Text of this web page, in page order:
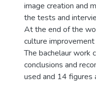
image creation and
the tests and
At the end of the
culture
The bachelaur work
conclusions and
used and 14 figures